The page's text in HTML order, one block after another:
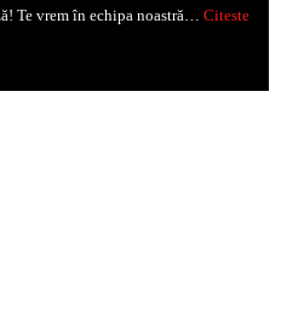
Te vrem în echipa noastră… Citeste